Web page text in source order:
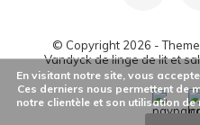
© Copyright 2026 -
Vandyck de linge de lit et
En visitant notre site, vous
Ces derniers nous permettent de
notre clientèle et son utilisation